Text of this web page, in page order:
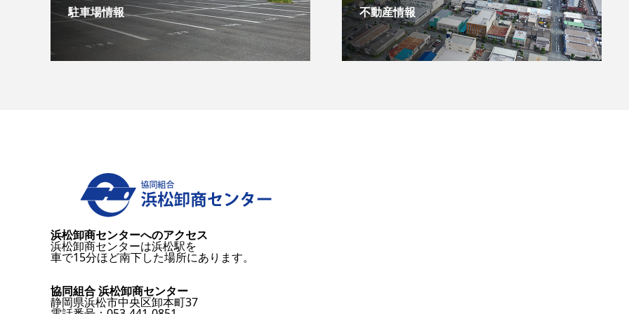
駐車場情報 不動産情報
浜松卸商センターへのアクセス
浜松卸商センターは浜松駅を
車で15分ほど南下した場所にあります。
協同組合 浜松卸商センター
静岡県浜松市中央区卸本町37